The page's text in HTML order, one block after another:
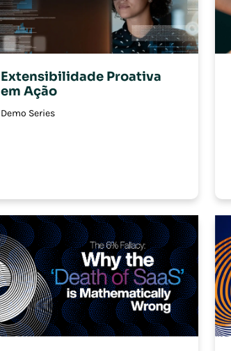
Extensibilidade Proativa
em Ação
Demo Series